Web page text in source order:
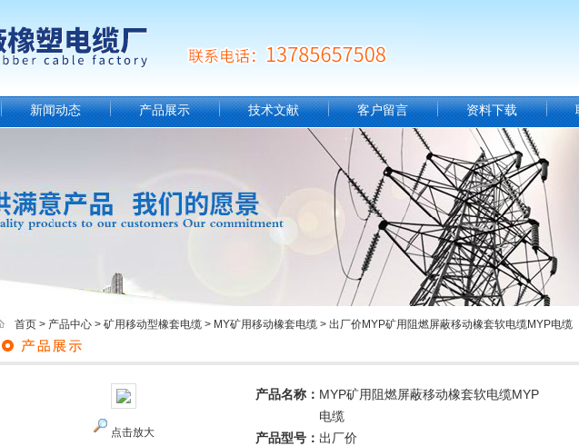
新闻动态 产品展示 技术文献 客户留言 资料下载
首页 > 产品中心 > 矿用移动型橡套电缆 > MY矿用移动橡套电缆 > 出厂价MYP矿用阻燃屏蔽移动橡套软电缆MYP电缆
点击放大
产品名称： MYP矿用阻燃屏蔽移动橡套软电缆MYP
电缆
产品型号： 出厂价